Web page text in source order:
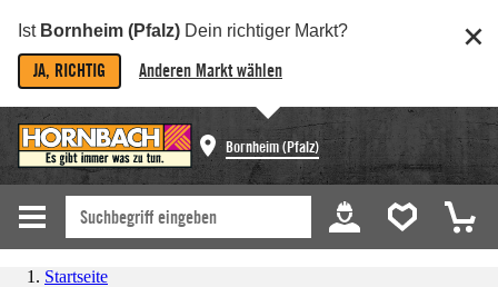
Ist Bornheim (Pfalz) Dein richtiger Markt?
JA, RICHTIG Anderen Markt wählen
Bornheim (Pfalz)
Startseite